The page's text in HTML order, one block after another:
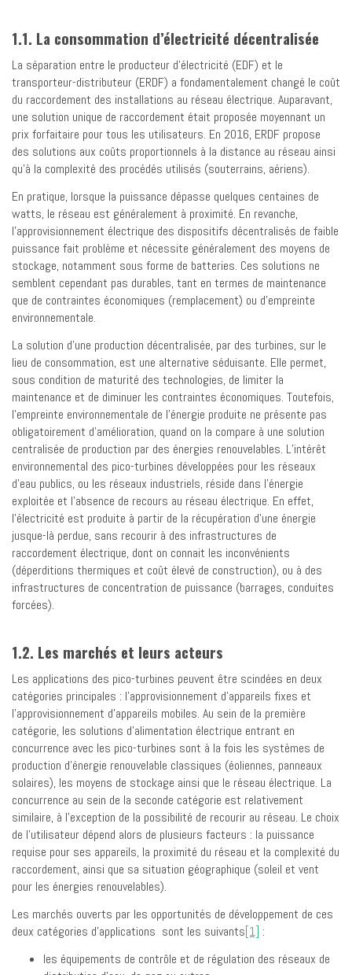
1.1. La consommation d’électricité décentralisée
La séparation entre le producteur d’électricité (EDF) et le
transporteur-distributeur (ERDF) a fondamentalement changé le coût
du raccordement des installations au réseau électrique. Auparavant,
une solution unique de raccordement était proposée moyennant un
prix forfaitaire pour tous les utilisateurs. En 2016, ERDF propose
des solutions aux coûts proportionnels à la distance au réseau ainsi
qu’à la complexité des procédés utilisés (souterrains, aériens).
En pratique, lorsque la puissance dépasse quelques centaines de
watts, le réseau est généralement à proximité. En revanche,
l’approvisionnement électrique des dispositifs décentralisés de faible
puissance fait problème et nécessite généralement des moyens de
stockage, notamment sous forme de batteries. Ces solutions ne
semblent cependant pas durables, tant en termes de maintenance
que de contraintes économiques (remplacement) ou d’empreinte
environnementale.
La solution d’une production décentralisée, par des turbines, sur le
lieu de consommation, est une alternative séduisante. Elle permet,
sous condition de maturité des technologies, de limiter la
maintenance et de diminuer les contraintes économiques. Toutefois,
l’empreinte environnementale de l’énergie produite ne présente pas
obligatoirement d’amélioration, quand on la compare à une solution
centralisée de production par des énergies renouvelables. L’intérêt
environnemental des pico-turbines développées pour les réseaux
d’eau publics, ou les réseaux industriels, réside dans l’énergie
exploitée et l’absence de recours au réseau électrique. En effet,
l’électricité est produite à partir de la récupération d’une énergie
jusque-là perdue, sans recourir à des infrastructures de
raccordement électrique, dont on connait les inconvénients
(déperditions thermiques et coût élevé de construction), ou à des
infrastructures de concentration de puissance (barrages, conduites
forcées).
1.2. Les marchés et leurs acteurs
Les applications des pico-turbines peuvent être scindées en deux
catégories principales : l’approvisionnement d’appareils fixes et
l’approvisionnement d’appareils mobiles. Au sein de la première
catégorie, les solutions d’alimentation électrique entrant en
concurrence avec les pico-turbines sont à la fois les systèmes de
production d’énergie renouvelable classiques (éoliennes, panneaux
solaires), les moyens de stockage ainsi que le réseau électrique. La
concurrence au sein de la seconde catégorie est relativement
similaire, à l’exception de la possibilité de recourir au réseau. Le choix
de l’utilisateur dépend alors de plusieurs facteurs : la puissance
requise pour ses appareils, la proximité du réseau et la complexité du
raccordement, ainsi que sa situation géographique (soleil et vent
pour les énergies renouvelables).
Les marchés ouverts par les opportunités de développement de ces
deux catégories d’applications sont les suivants[1] :
les équipements de contrôle et de régulation des réseaux de